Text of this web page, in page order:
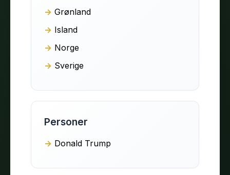
Grønland
Island
Norge
Sverige
Personer
Donald Trump